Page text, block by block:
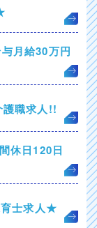
月給30万円
職求人!!
休日120日
士求人★